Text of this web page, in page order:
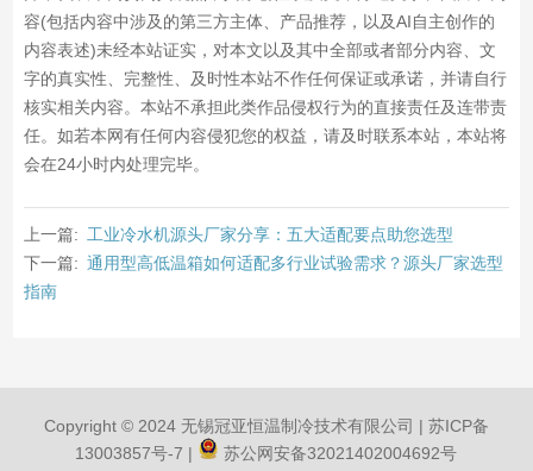
容(包括内容中涉及的第三方主体、产品推荐，以及AI自主创作的
内容表述)未经本站证实，对本文以及其中全部或者部分内容、文
字的真实性、完整性、及时性本站不作任何保证或承诺，并请自行
核实相关内容。本站不承担此类作品侵权行为的直接责任及连带责
任。如若本网有任何内容侵犯您的权益，请及时联系本站，本站将
会在24小时内处理完毕。
上一篇: 工业冷水机源头厂家分享：五大适配要点助您选型
下一篇: 通用型高低温箱如何适配多行业试验需求？源头厂家选型
指南
Copyright © 2024 无锡冠亚恒温制冷技术有限公司 | 苏ICP备
13003857号-7 | 苏公网安备32021402004692号